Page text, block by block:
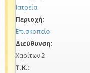
Ιατρεία
Περιοχή:
Επισκοπείο
Διεύθυνση:
Χαρίτων 2
Τ.Κ.: